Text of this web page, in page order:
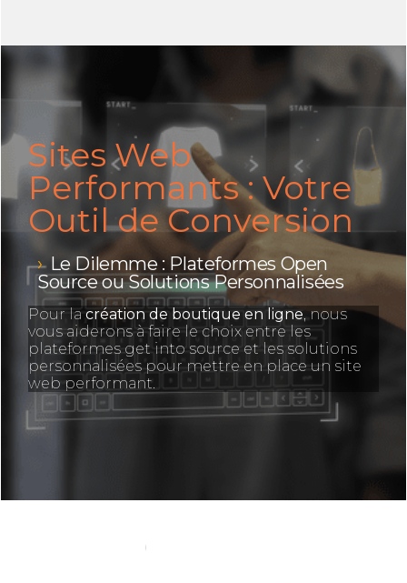
Sites Web
Performants : Votre
Outil de Conversion
Le Dilemme : Plateformes Open
Source ou Solutions Personnalisées
Pour la création de boutique en ligne, nous
vous aiderons à faire le choix entre les
plateformes get into source et les solutions
personnalisées pour mettre en place un site
web performant.